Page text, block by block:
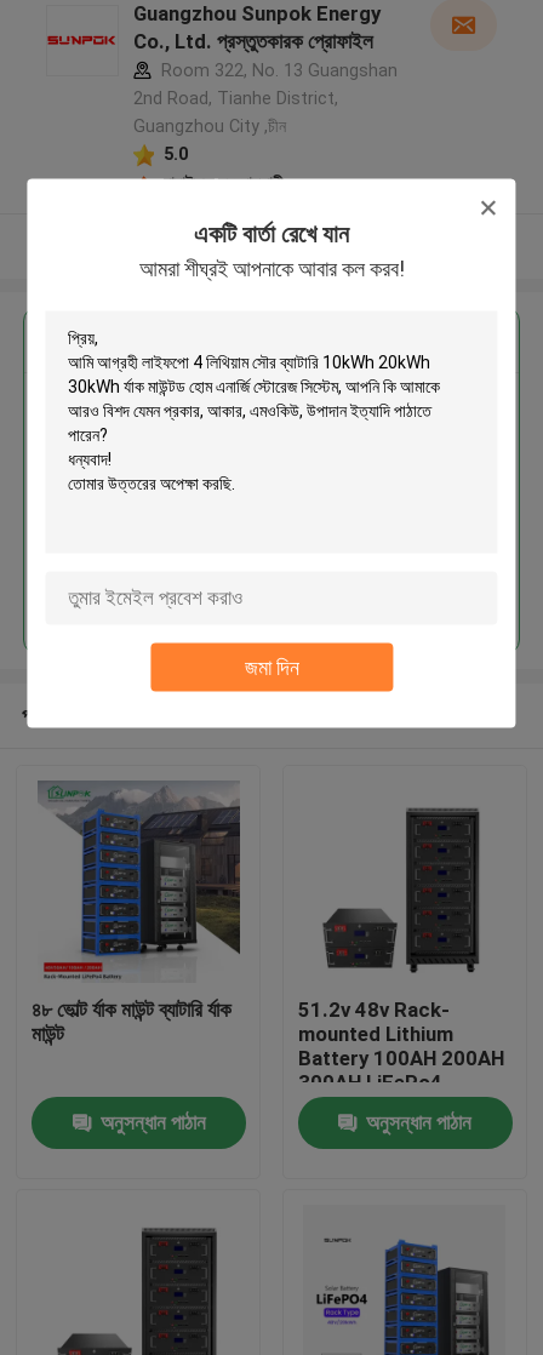
একটি বার্তা রেখে যান
আমরা শীঘ্রই আপনাকে আবার কল করব!
জমা দিন
ভিডিও
Guangzhou Sunpok Energy
Co., Ltd. প্রস্তুতকারক প্রোফাইল
Room 322, No. 13 Guangshan
2nd Road, Tianhe District,
Guangzhou City ,চীন
5.0
যাচাইকৃত সরবরাহকারী
আরো দেখুন
লাইফপো 4 লিথিয়াম সৌর ব্যাটারি 10kWh
চালিয়ে
প্রস্তাবিত পণ্য
৪৮ ভোল্ট র্যাক মাউন্ট ব্যাটারি র্যাক
মাউন্ট
অনুসন্ধান পাঠান
51.2v 48v Rack-
mounted Lithium
Battery 100AH 200AH
300AH LiFePo4
Battery Energy
Storage Lithium
Battery
অনুসন্ধান পাঠান